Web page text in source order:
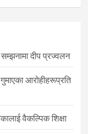
सम्झनामा दीप प्रज्वलन
आरोहीहरूप्रति
वैकल्पिक शिक्षा